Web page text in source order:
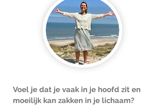
Voel je dat je vaak in je hoofd zit en
moeilijk kan zakken in je lichaam?